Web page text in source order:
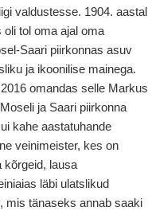
valdustesse. 1904. aastal
tol oma ajal oma
Saari piirkonnas asuv
ja ikoonilise mainega.
omandas selle Markus
ja Saari piirkonna
kahe aastatuhande
veinimeister, kes on
kõrgeid, lausa
läbi ulatslikud
mis tänaseks annab saaki